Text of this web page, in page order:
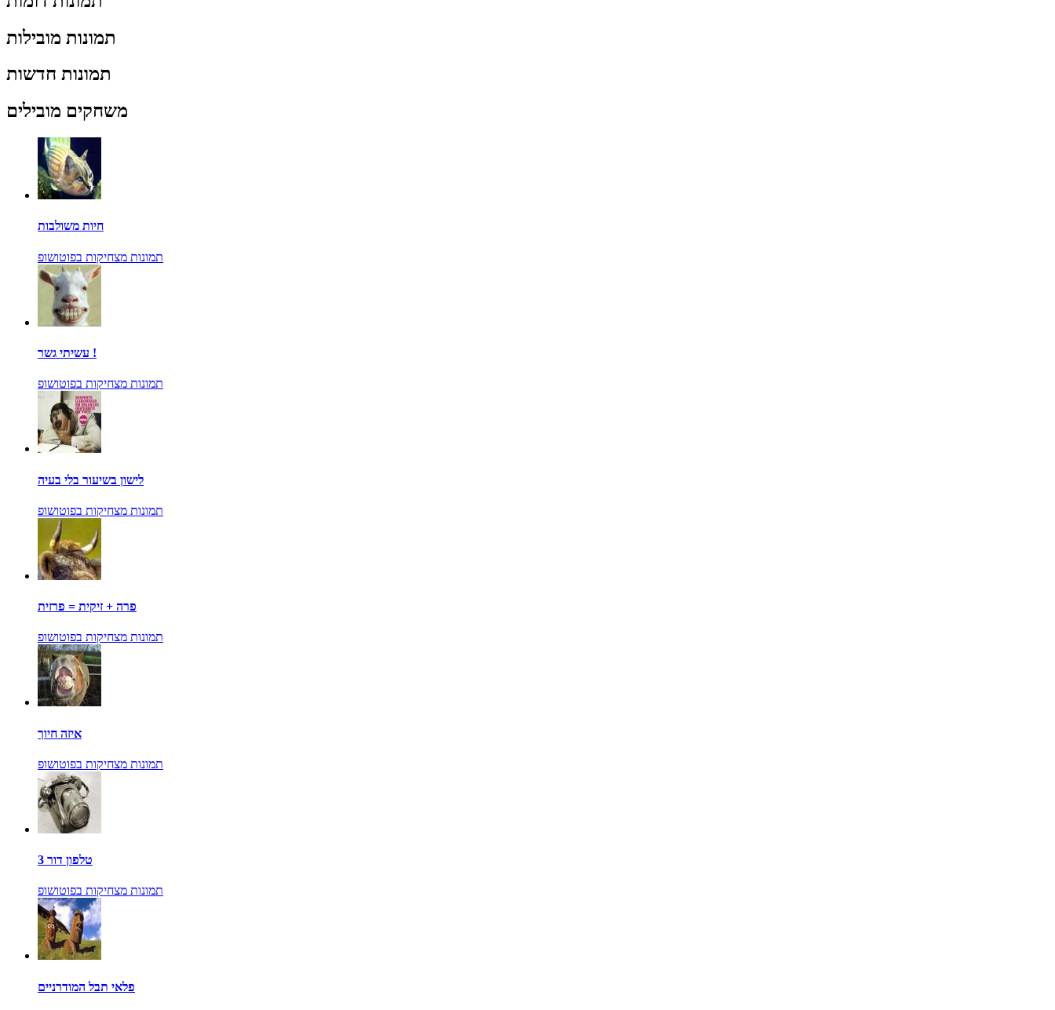
תמונות מובילות
תמונות חדשות
משחקים מובילים
חיות משולבות
תמונות מצחיקות בפוטושופ
עשיתי גשר !
תמונות מצחיקות בפוטושופ
לישון בשיעור בלי בעיה
תמונות מצחיקות בפוטושופ
פרה + זיקית = פרזית
תמונות מצחיקות בפוטושופ
איזה חיוך
תמונות מצחיקות בפוטושופ
טלפון דור 3
תמונות מצחיקות בפוטושופ
פלאי תבל המודרניים